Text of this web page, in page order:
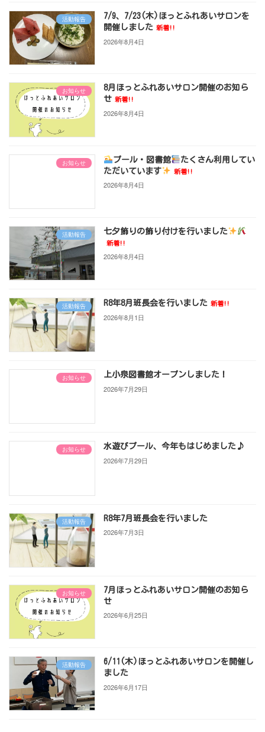
活動報告
7/9、7/23(木)ほっとふれあいサロンを
開催しました 新着!!
2026年8月4日
お知らせ
8月ほっとふれあいサロン開催のお知ら
せ 新着!!
2026年8月4日
お知らせ プール・図書館
たくさん利用してい
ただいています
新着!!
2026年8月4日
活動報告 七夕飾りの飾り付けを行いました
新着!!
2026年8月4日
活動報告 R8年8月班長会を行いました 新着!!
2026年8月1日
お知らせ 上小泉図書館オープンしました！
2026年7月29日
お知らせ 水遊びプール、今年もはじめました♪
2026年7月29日
活動報告 R8年7月班長会を行いました
2026年7月3日
お知らせ
7月ほっとふれあいサロン開催のお知ら
せ
2026年6月25日
活動報告
6/11(木)ほっとふれあいサロンを開催し
ました
2026年6月17日